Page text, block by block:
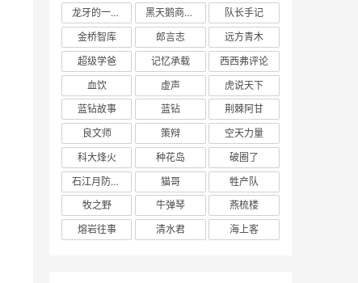
龙牙的一座山 黑天鹅商业情报站
队长手记
金桥智库
郎言志
远方青木
超级学爸
记忆承载
西西弗评论
血饮
虚声
虎说天下
蓝钻故事
蓝钻
荆棘阿甘
良文师
策辩
空天力量
科大烽火
种花岛
破圈了
石江月防务观察
猫哥
牲产队
牧之野
牛弹琴
燕梳楼
熔岩往事
清水君 海上客